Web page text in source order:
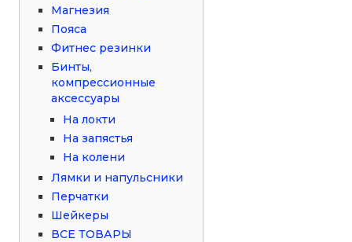
Магнезия
Пояса
Фитнес резинки
Бинты,
компрессионные
аксессуары
На локти
На запястья
На колени
Лямки и напульсники
Перчатки
Шейкеры
ВСЕ ТОВАРЫ